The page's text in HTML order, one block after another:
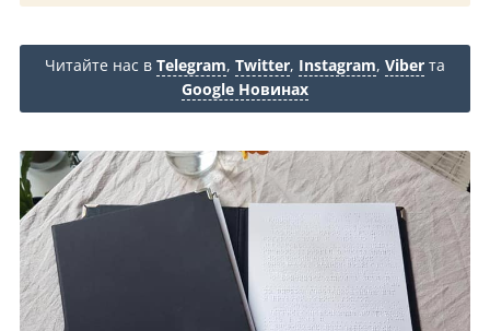
Читайте нас в Telegram, Twitter, Instagram, Viber та
Google Новинах